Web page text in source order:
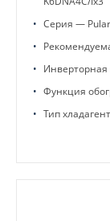
• Серия —
•
•
• Функция
• Тип